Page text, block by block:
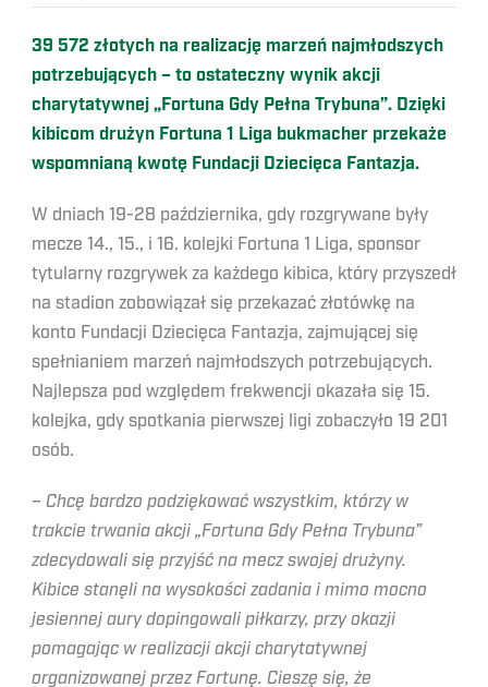
39 572 złotych na realizację marzeń najmłodszych
potrzebujących – to ostateczny wynik akcji
charytatywnej „Fortuna Gdy Pełna Trybuna”. Dzięki
kibicom drużyn Fortuna 1 Liga bukmacher przekaże
wspomnianą kwotę Fundacji Dziecięca Fantazja.
W dniach 19-28 października, gdy rozgrywane były
mecze 14., 15., i 16. kolejki Fortuna 1 Liga, sponsor
tytularny rozgrywek za każdego kibica, który przyszedł
na stadion zobowiązał się przekazać złotówkę na
konto Fundacji Dziecięca Fantazja, zajmującej się
spełnianiem marzeń najmłodszych potrzebujących.
Najlepsza pod względem frekwencji okazała się 15.
kolejka, gdy spotkania pierwszej ligi zobaczyło 19 201
osób.
– Chcę bardzo podziękować wszystkim, którzy w
trakcie trwania akcji „Fortuna Gdy Pełna Trybuna”
zdecydowali się przyjść na mecz swojej drużyny.
Kibice stanęli na wysokości zadania i mimo mocno
jesiennej aury dopingowali piłkarzy, przy okazji
pomagając w realizacji akcji charytatywnej
organizowanej przez Fortunę. Cieszę się, że